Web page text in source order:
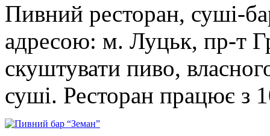
Пивний ресторан, суші-
адресою: м. Луцьк, пр-т
скуштувати пиво,
суші. Ресторан працює